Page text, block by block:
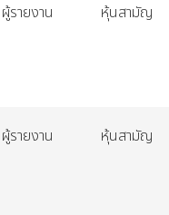
ผู้รายงาน หุ้นสามัญ
ผู้รายงาน หุ้นสามัญ